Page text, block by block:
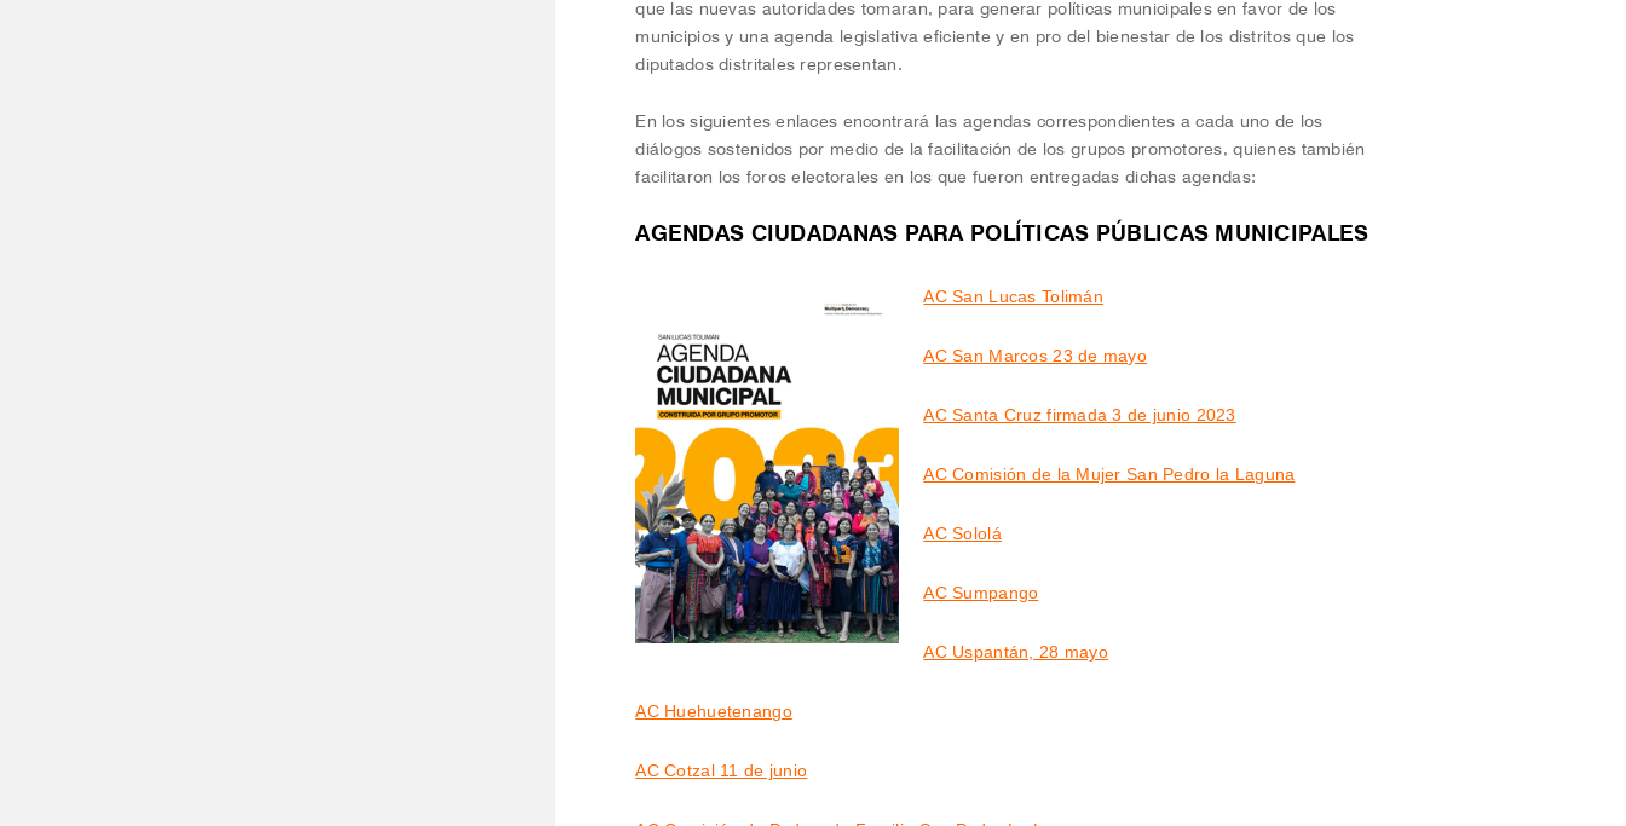
que las nuevas autoridades tomaran, para generar políticas municipales en favor de los
municipios y una agenda legislativa eficiente y en pro del bienestar de los distritos que los
diputados distritales representan.
En los siguientes enlaces encontrará las agendas correspondientes a cada uno de los
diálogos sostenidos por medio de la facilitación de los grupos promotores, quienes también
facilitaron los foros electorales en los que fueron entregadas dichas agendas:
AGENDAS CIUDADANAS PARA POLÍTICAS PÚBLICAS MUNICIPALES
AC San Lucas Tolimán
AC San Marcos 23 de mayo
AC Santa Cruz firmada 3 de junio 2023
AC Comisión de la Mujer San Pedro la Laguna
AC Sololá
AC Sumpango
AC Uspantán, 28 mayo
AC Huehuetenango
AC Cotzal 11 de junio